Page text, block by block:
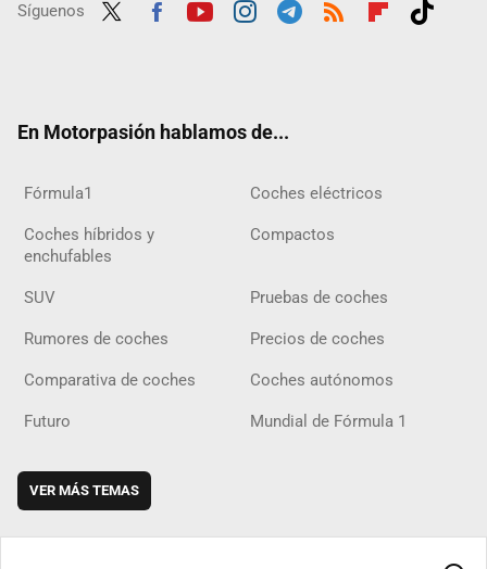
Síguenos
En Motorpasión hablamos de...
Fórmula1 Coches eléctricos
Coches híbridos y
enchufables
Compactos
SUV Pruebas de coches
Rumores de coches Precios de coches
Comparativa de coches Coches autónomos
Futuro Mundial de Fórmula 1
VER MÁS TEMAS